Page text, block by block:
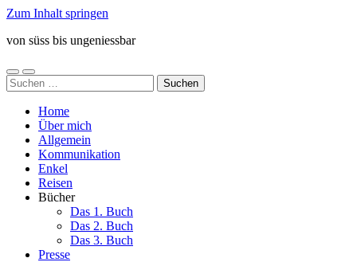
Zum Inhalt springen
von süss bis ungeniessbar
Mobile-
Menü
Suchfeld
ein-/ausblenden
Suchen
nach:
Home
Über mich
Allgemein
Kommunikation
Enkel
Reisen
Bücher
Das 1. Buch
Das 2. Buch
Das 3. Buch
Presse